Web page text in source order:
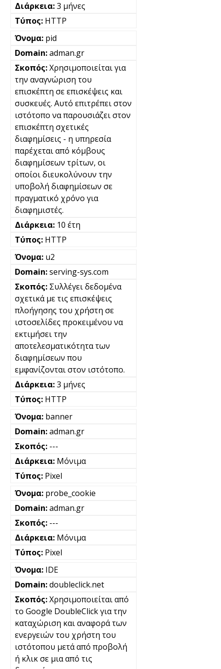
3 μήνες
HTTP
pid
adman.gr
Χρησιμοποιείται για
την αναγνώριση του
επισκέπτη σε επισκέψεις και
συσκευές. Αυτό επιτρέπει στον
ιστότοπο να παρουσιάζει στον
επισκέπτη σχετικές
διαφημίσεις - η υπηρεσία
παρέχεται από κόμβους
διαφημίσεων τρίτων, οι
οποίοι διευκολύνουν την
υποβολή διαφημίσεων σε
πραγματικό χρόνο για
διαφημιστές.
10 έτη
HTTP
u2
serving-sys.com
Συλλέγει δεδομένα
σχετικά με τις επισκέψεις
πλοήγησης του χρήστη σε
ιστοσελίδες προκειμένου να
εκτιμήσει την
αποτελεσματικότητα των
διαφημίσεων που
εμφανίζονται στον ιστότοπο.
3 μήνες
HTTP
banner
adman.gr
---
Μόνιμα
Pixel
probe_cookie
adman.gr
---
Μόνιμα
Pixel
IDE
doubleclick.net
Χρησιμοποιείται από
το Google DoubleClick για την
καταχώριση και αναφορά των
ενεργειών του χρήστη του
ιστότοπου μετά από προβολή
ή κλικ σε μια από τις